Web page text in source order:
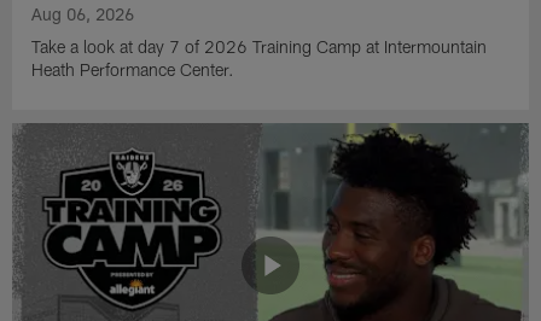
Aug 06, 2026
Take a look at day 7 of 2026 Training Camp at Intermountain
Heath Performance Center.